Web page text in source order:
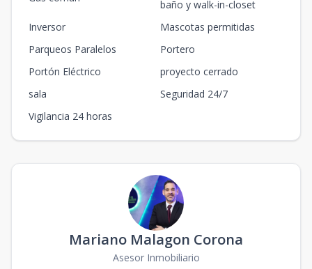
baño y walk-in-closet
Inversor
Mascotas permitidas
Parqueos Paralelos
Portero
Portón Eléctrico
proyecto cerrado
sala
Seguridad 24/7
Vigilancia 24 horas
Mariano Malagon Corona
Asesor Inmobiliario